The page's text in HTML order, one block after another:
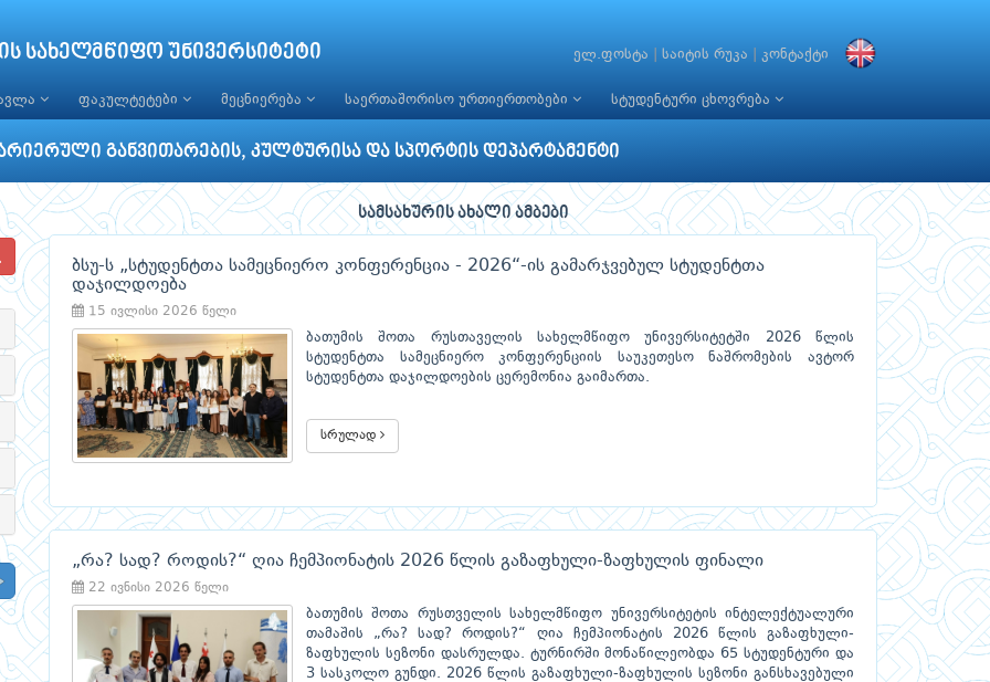
სახელმწიფო უნივერსიტეტი ელ.ფოსტა საიტის რუკა კონტაქტი
ფაკულტეტები მეცნიერება საერთაშორისო ურთიერთობები სტუდენტური ცხოვრება
განვითარების, კულტურისა და სპორტის დეპარტამენტი
სამსახურის ახალი ამბები
ბსუ-ს „სტუდენტთა სამეცნიერო კონფერენცია - 2026“-ის გამარჯვებულ სტუდენტთა
დაჯილდოება
15 ივლისი 2026 წელი
ბათუმის შოთა რუსთაველის სახელმწიფო უნივერსიტეტში 2026 წლის
სტუდენტთა სამეცნიერო კონფერენციის საუკეთესო ნაშრომების ავტორ
სტუდენტთა დაჯილდოების ცერემონია გაიმართა.
სრულად
„რა? სად? როდის?“ ღია ჩემპიონატის 2026 წლის გაზაფხული-ზაფხულის ფინალი
22 ივნისი 2026 წელი
ბათუმის შოთა რუსთველის სახელმწიფო უნივერსიტეტის ინტელექტუალური
თამაშის „რა? სად? როდის?“ ღია ჩემპიონატის 2026 წლის გაზაფხული-
ზაფხულის სეზონი დასრულდა. ტურნირში მონაწილეობდა 65 სტუდენტური და
3 სასკოლო გუნდი. 2026 წლის გაზაფხული-ზაფხულის სეზონი განსხავებული